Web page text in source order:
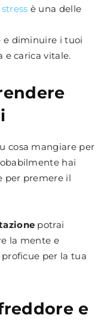
stress è una delle
e diminuire i tuoi
e carica vitale.
cosa mangiare per
hai
per premere il
potrai
la mente e
per la tua
e